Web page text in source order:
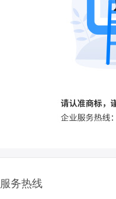
job168网
服务热线